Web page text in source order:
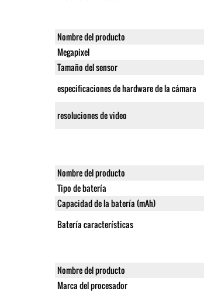
Nombre del producto
Megapixel
Tamaño del sensor
especificaciones de hardware de la cámara
resoluciones de video
Nombre del producto
Tipo de batería
Capacidad de la batería (mAh)
Batería características
Nombre del producto
Marca del procesador